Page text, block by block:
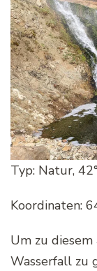
Typ: Natur,
Koordinaten:
Um zu
Wasserfall zu